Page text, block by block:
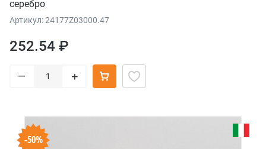
серебро
Артикул: 24177Z03000.47
252.54 ₽
– +
-50%